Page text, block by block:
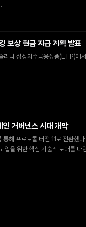
보상 현금 지급 계획 발표
라나 상장지수금융상품(ETP)에
인 거버넌스 시대 개막
해 프로토콜 버전 11로 전환했다
입을 위한 핵심 기술적 토대를 마